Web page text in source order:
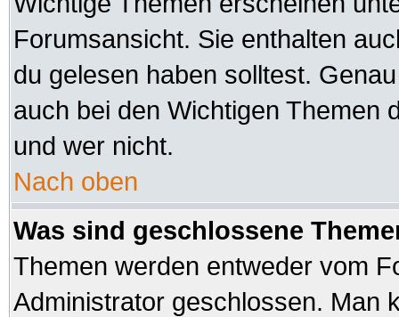
Forumsansicht. Sie enthalten
du gelesen haben solltest.
auch bei den Wichtigen Themen
und wer nicht.
Nach oben
Was sind geschlossene
Themen werden entweder vom
Administrator geschlossen. Man